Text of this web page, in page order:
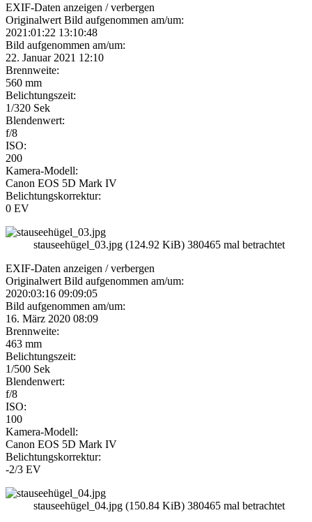
EXIF-Daten anzeigen / verbergen
Originalwert Bild aufgenommen am/um:
2021:01:22 13:10:48
Bild aufgenommen am/um:
22. Januar 2021 12:10
Brennweite:
560 mm
Belichtungszeit:
1/320 Sek
Blendenwert:
f/8
ISO:
200
Kamera-Modell:
Canon EOS 5D Mark IV
Belichtungskorrektur:
0 EV
stauseehügel_03.jpg (124.92 KiB) 380465 mal betrachtet
EXIF-Daten anzeigen / verbergen
Originalwert Bild aufgenommen am/um:
2020:03:16 09:09:05
Bild aufgenommen am/um:
16. März 2020 08:09
Brennweite:
463 mm
Belichtungszeit:
1/500 Sek
Blendenwert:
f/8
ISO:
100
Kamera-Modell:
Canon EOS 5D Mark IV
Belichtungskorrektur:
-2/3 EV
stauseehügel_04.jpg (150.84 KiB) 380465 mal betrachtet